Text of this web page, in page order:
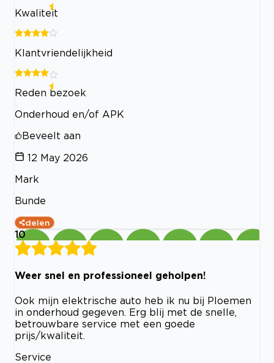
Kwaliteit
Klantvriendelijkheid
Reden bezoek
Onderhoud en/of APK
Beveelt aan
12 May 2026
Mark
Bunde
delen
10
Weer snel en professioneel geholpen!
Ook mijn elektrische auto heb ik nu bij Ploemen
in onderhoud gegeven. Erg blij met de snelle,
betrouwbare service met een goede
prijs/kwaliteit.
Service